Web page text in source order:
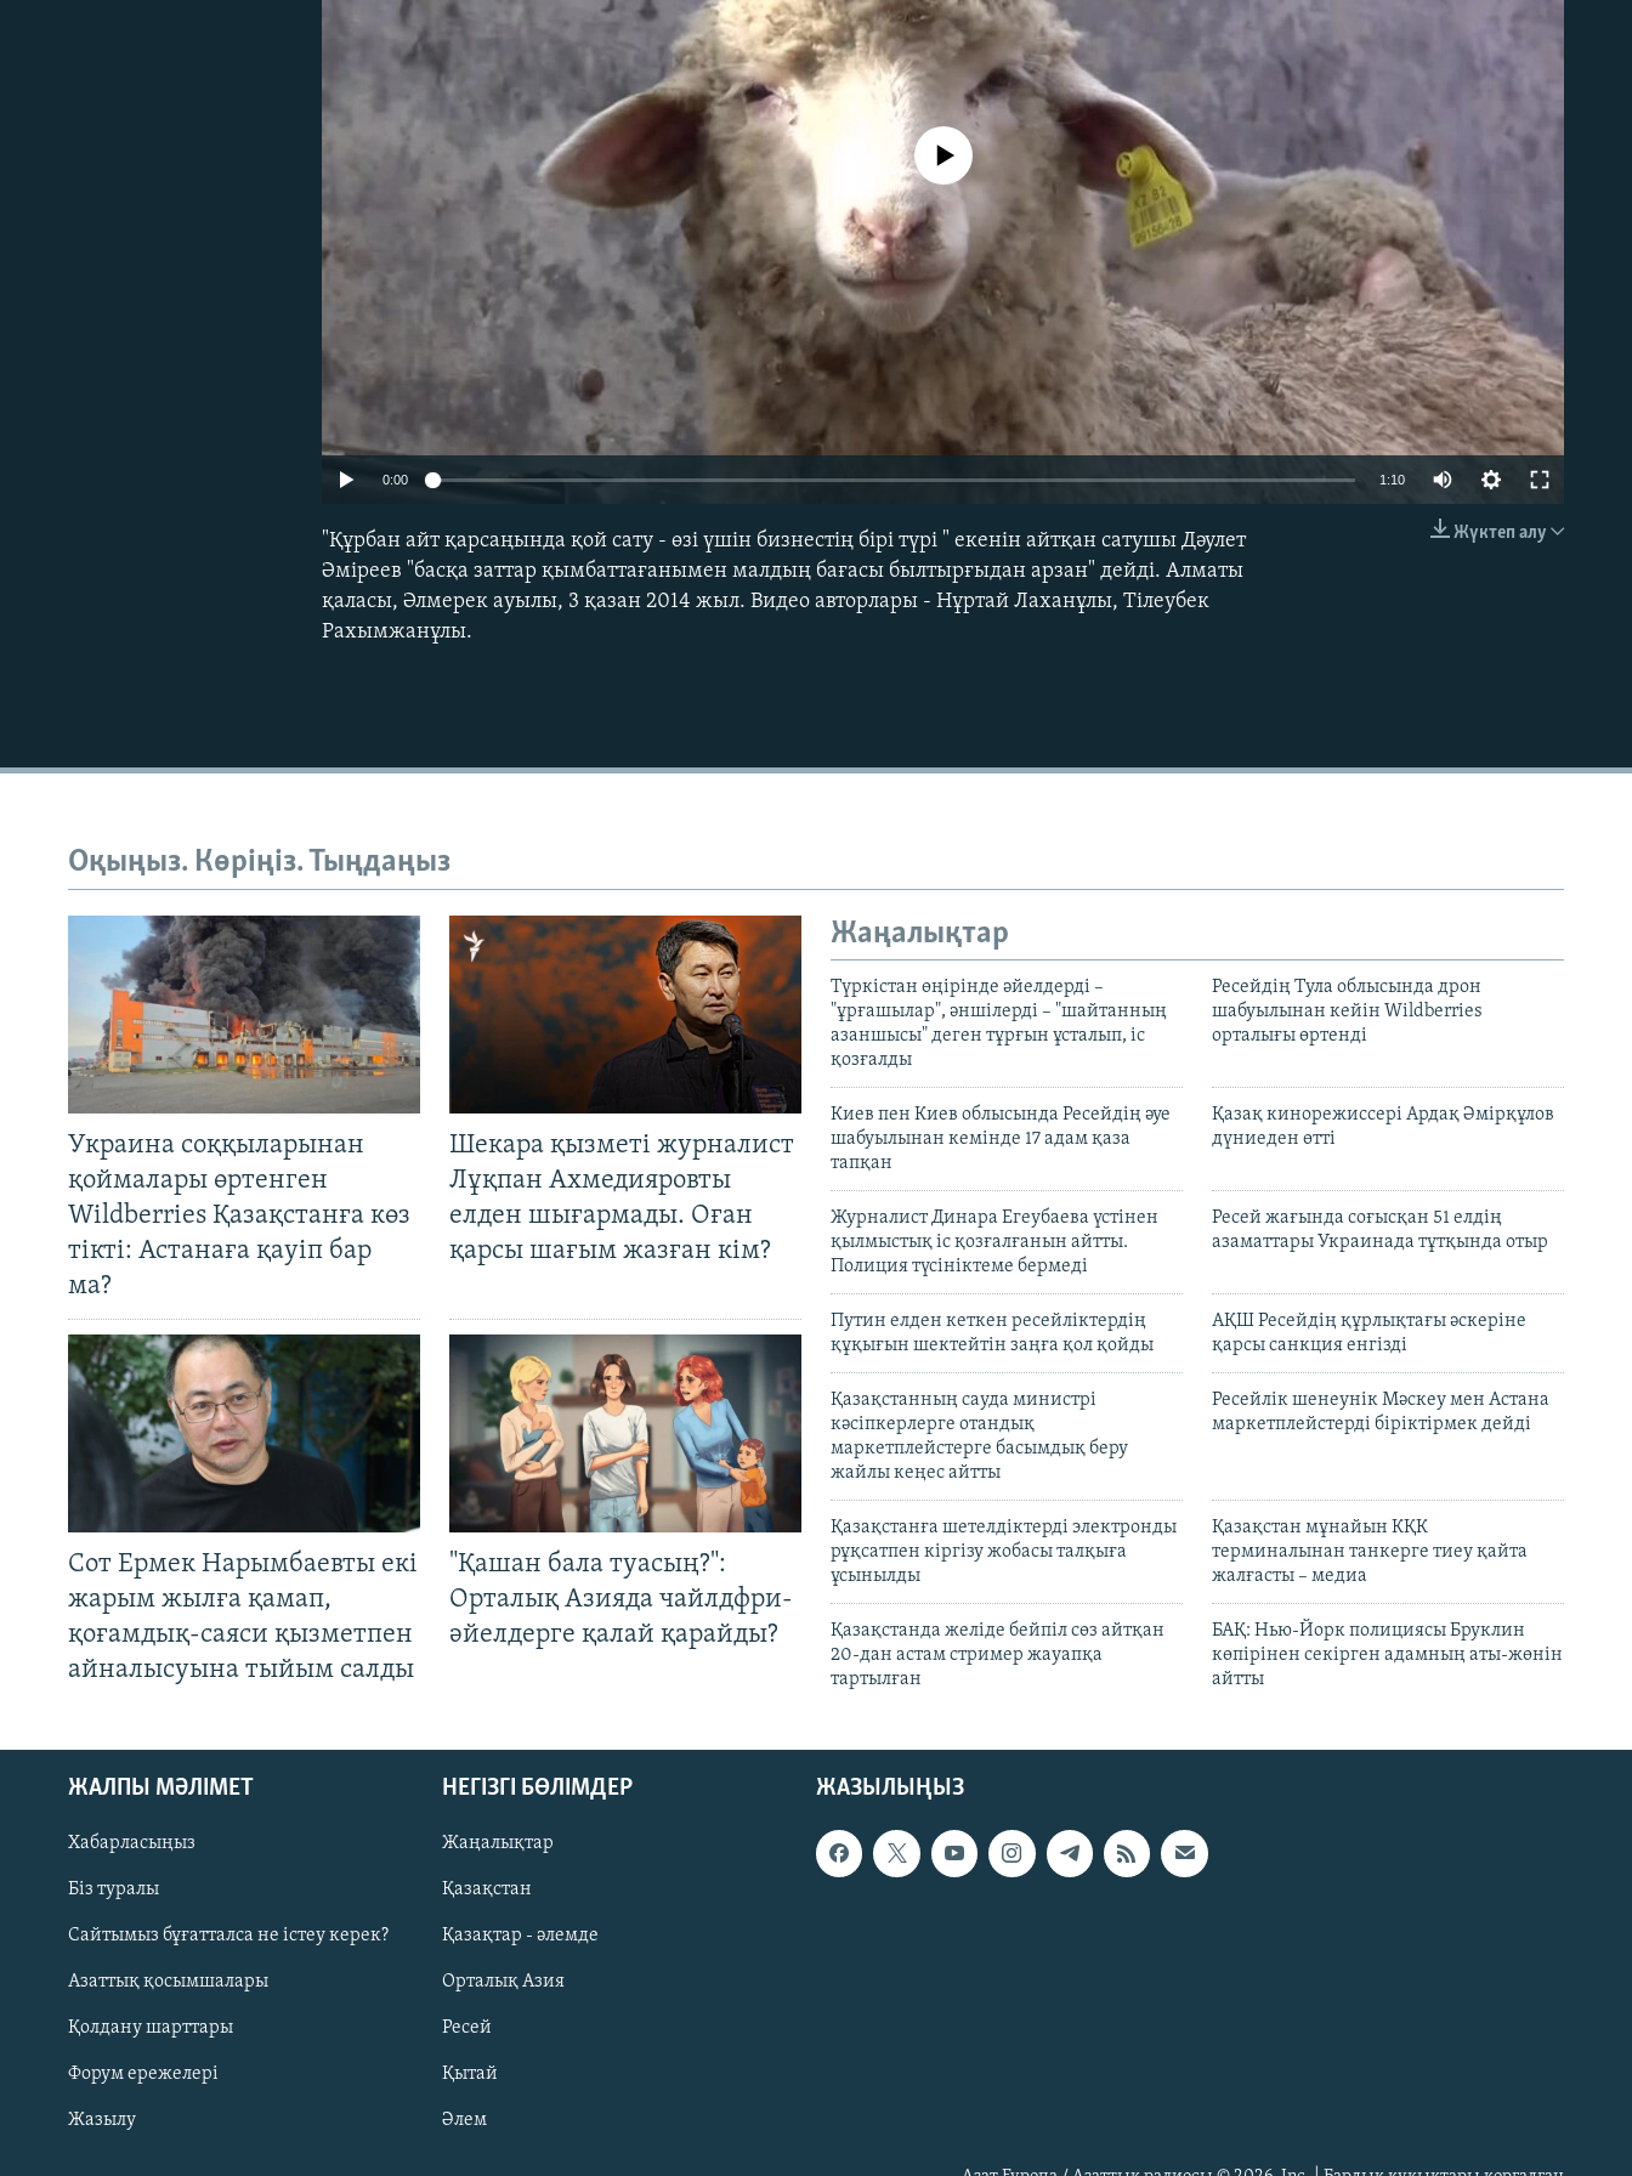
Русский
ЖАЗЫЛЫҢЫЗ
EMBED
No media source currently available
0:00 1:10
Жүктеп алу
"Құрбан айт қарсаңында қой сату - өзі үшін бизнестің бірі түрі " екенін айтқан сатушы Дәулет
Әміреев "басқа заттар қымбаттағанымен малдың бағасы былтырғыдан арзан" дейді. Алматы
қаласы, Әлмерек ауылы, 3 қазан 2014 жыл. Видео авторлары - Нұртай Лаханұлы, Тілеубек
Рахымжанұлы.
Оқыңыз. Көріңіз. Тыңдаңыз
Украина соққыларынан
қоймалары өртенген
Wildberries Қазақстанға көз
тікті: Астанаға қауіп бар
ма?
Шекара қызметі журналист
Лұқпан Ахмедияровты
елден шығармады. Оған
қарсы шағым жазған кім?
Сот Ермек Нарымбаевты екі
жарым жылға қамап,
қоғамдық-саяси қызметпен
айналысуына тыйым салды
"Қашан бала туасың?":
Орталық Азияда чайлдфри-
әйелдерге қалай қарайды?
Жаңалықтар
Түркістан өңірінде әйелдерді –
"ұрғашылар", әншілерді – "шайтанның
азаншысы" деген тұрғын ұсталып, іс
қозғалды
Ресейдің Тула облысында дрон
шабуылынан кейін Wildberries
орталығы өртенді
Киев пен Киев облысында Ресейдің әуе
шабуылынан кемінде 17 адам қаза
тапқан
Қазақ кинорежиссері Ардақ Әмірқұлов
дүниеден өтті
Журналист Динара Егеубаева үстінен
қылмыстық іс қозғалғанын айтты.
Полиция түсініктеме бермеді
Ресей жағында соғысқан 51 елдің
азаматтары Украинада тұтқында отыр
Путин елден кеткен ресейліктердің
құқығын шектейтін заңға қол қойды
АҚШ Ресейдің құрлықтағы әскеріне
қарсы санкция енгізді
Қазақстанның сауда министрі
кәсіпкерлерге отандық
маркетплейстерге басымдық беру
жайлы кеңес айтты
Ресейлік шенеунік Мәскеу мен Астана
маркетплейстерді біріктірмек дейді
Қазақстанға шетелдіктерді электронды
рұқсатпен кіргізу жобасы талқыға
ұсынылды
Қазақстан мұнайын КҚК
терминалынан танкерге тиеу қайта
жалғасты – медиа
Қазақстанда желіде бейпіл сөз айтқан
20-дан астам стример жауапқа
тартылған
БАҚ: Нью-Йорк полициясы Бруклин
көпірінен секірген адамның аты-жөнін
айтты
ЖАЗЫЛЫҢЫЗ
ЖАЛПЫ МӘЛІМЕТ
Хабарласыңыз
Біз туралы
Сайтымыз бұғатталса не істеу керек?
Азаттық қосымшалары
Қолдану шарттары
Форум ережелері
Жазылу
НЕГІЗГІ БӨЛІМДЕР
Жаңалықтар
Қазақстан
Қазақтар - әлемде
Орталық Азия
Ресей
Қытай
Әлем